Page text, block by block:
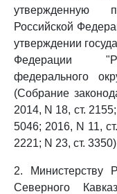
утвержденную
Российской
утверждении
Федерации
федерального
(Собрание
2014, N 18, ст.
5046; 2016, N 11,
2221; N 23, ст.
2. Министерству
Северного